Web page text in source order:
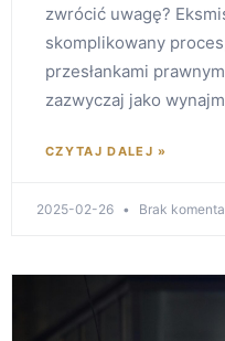
zwrócić uwagę?
skomplikowany
przesłankami
zazwyczaj jako
CZYTAJ DALEJ »
2025-02-26 Brak